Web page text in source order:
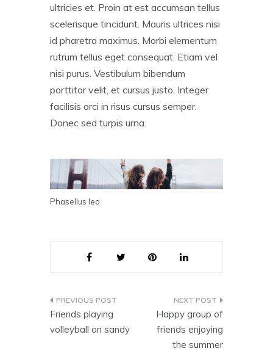
ultricies et. Proin at est accumsan tellus
scelerisque tincidunt. Mauris ultrices nisi
id pharetra maximus. Morbi elementum
rutrum tellus eget consequat. Etiam vel
nisi purus. Vestibulum bibendum
porttitor velit, et cursus justo. Integer
facilisis orci in risus cursus semper.
Donec sed turpis urna.
Phasellus leo
Post
navigation
Friends playing
volleyball on sandy
Happy group of
friends enjoying
the summer